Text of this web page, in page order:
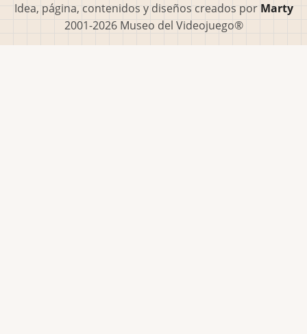
Idea, página, contenidos y diseños creados por Marty
2001-2026 Museo del Videojuego®